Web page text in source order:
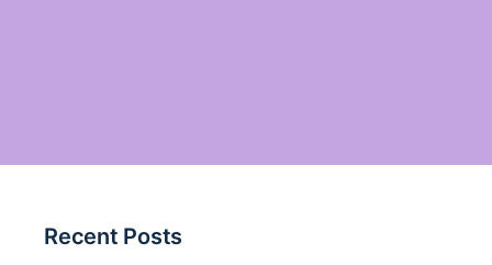
Recent Posts